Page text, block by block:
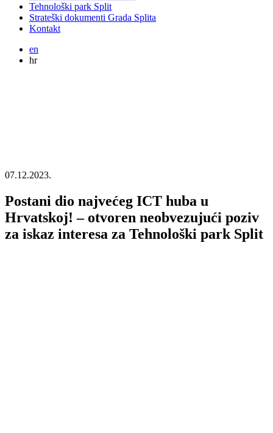
Tehnološki park Split
Strateški dokumenti Grada Splita
Kontakt
en
hr
07.12.2023.
Postani dio najvećeg ICT huba u
Hrvatskoj! – otvoren neobvezujući poziv
za iskaz interesa za Tehnološki park Split